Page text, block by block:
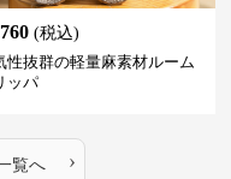
(税込)
性抜群の軽量麻素材ルーム
ッパ
覧へ ›